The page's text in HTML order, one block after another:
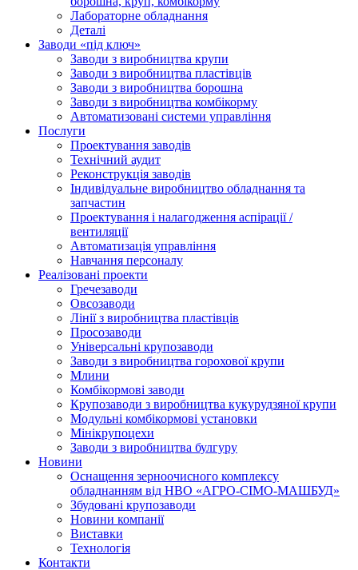
Лабораторне обладнання
Деталі
Заводи «під ключ»
Заводи з виробництва крупи
Заводи з виробництва пластівців
Заводи з виробництва борошна
Заводи з виробництва комбікорму
Автоматизовані системи управління
Послуги
Проектування заводів
Технічний аудит
Реконструкція заводів
Індивідуальне виробництво обладнання та
запчастин
Проектування і налагодження аспірації /
вентиляції
Автоматизація управління
Навчання персоналу
Реалізовані проекти
Гречезаводи
Овсозаводи
Лінії з виробництва пластівців
Просозаводи
Універсальні крупозаводи
Заводи з виробництва горохової крупи
Млини
Комбікормові заводи
Крупозаводи з виробництва кукурудзяної крупи
Модульні комбікормові установки
Мінікрупоцехи
Заводи з виробництва булгуру
Новини
Оснащення зерноочисного комплексу
обладнанням від НВО «АГРО-СІМО-МАШБУД»
Збудовані крупозаводи
Новини компанії
Виставки
Технологія
Контакти